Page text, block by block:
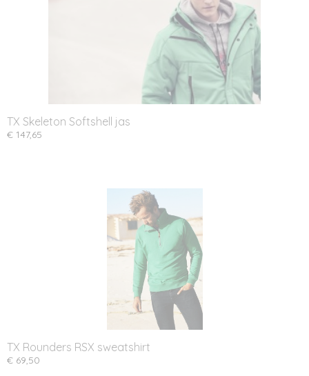
TX Skeleton Softshell jas
€ 147,65
TX Rounders RSX sweatshirt
€ 69,50